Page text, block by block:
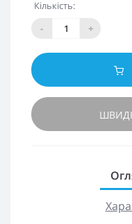
Кількість:
-
+